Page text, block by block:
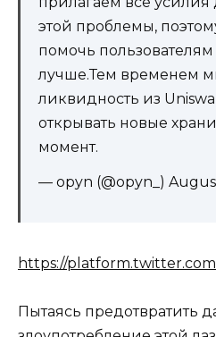
этой проблемы,
помочь
лучше.Тем временем
ликвидность из
открывать новые
момент.
— opyn (@opyn_)
https://
Пытаясь предотвратить